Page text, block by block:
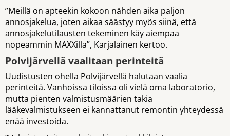
”Meillä on apteekin kokoon nähden aika paljon
annosjakelua, joten aikaa säästyy myös siinä, että
annosjakelutilausten tekeminen käy aiempaa
nopeammin MAXXilla”, Karjalainen kertoo.
Polvijärvellä vaalitaan perinteitä
Uudistusten ohella Polvijärvellä halutaan vaalia
perinteitä. Vanhoissa tiloissa oli vielä oma laboratorio,
mutta pienten valmistusmäärien takia
lääkevalmistukseen ei kannattanut remontin yhteydessä
enää investoida.